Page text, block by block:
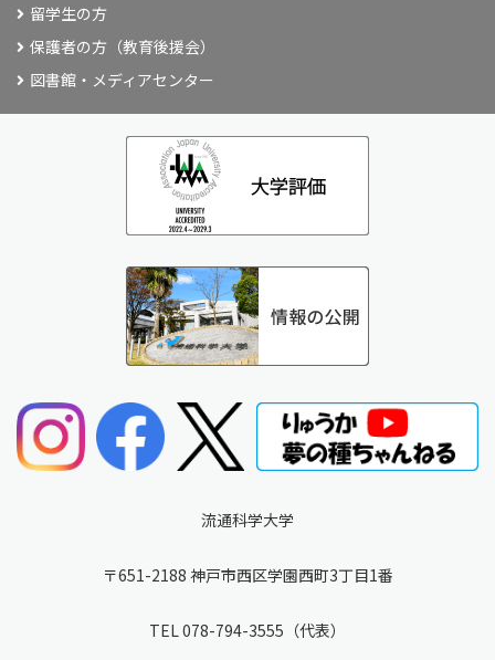
留学生の方
保護者の方（教育後援会）
図書館・メディアセンター
流通科学大学
〒651-2188 神戸市西区学園西町3丁目1番
TEL078-794-3555 （代表）